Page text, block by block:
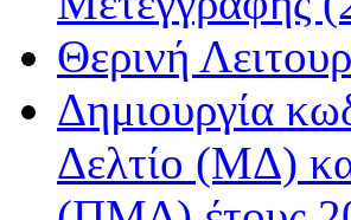
Θερινή
Δημιουργία
Δελτίο (ΜΔ)